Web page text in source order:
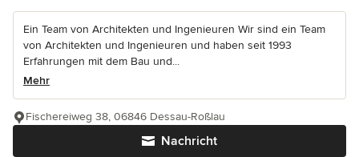
Ein Team von Architekten und Ingenieuren Wir sind ein Team
von Architekten und Ingenieuren und haben seit 1993
Erfahrungen mit dem Bau und...
Mehr
Nachricht
Fischereiweg 38, 06846 Dessau-Roßlau